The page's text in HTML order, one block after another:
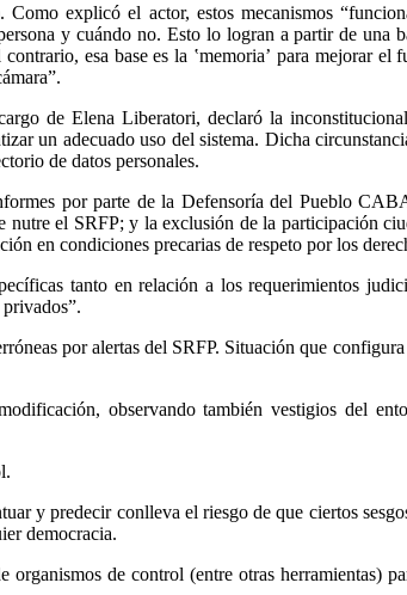
explicó el actor, estos mecanismos
y cuándo no. Esto lo logran a partir de una
esa base es la ʽmemoriaʼ para mejorar el
de Elena Liberatori, declaró la
un adecuado uso del sistema. Dicha
de datos personales.
por parte de la Defensoría del Pueblo
nutre el SRFP; y la exclusión de la participación
en condiciones precarias de respeto por los
tanto en relación a los requerimientos
por alertas del SRFP. Situación que
observando también vestigios del
y predecir conlleva el riesgo de que ciertos
democracia.
de control (entre otras herramientas)